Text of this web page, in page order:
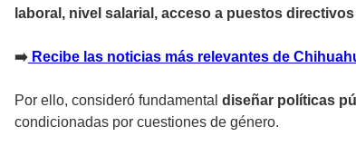
laboral, nivel salarial, acceso a puestos
➡️ Recibe las noticias más relevantes de
Por ello, consideró fundamental diseñar políticas
condicionadas por cuestiones de género.